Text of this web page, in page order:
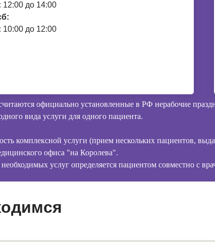
12:00 до 14:00
10:00 до 12:00
официально установленные в РФ нерабочие
вида услуги для одного пациента.
комплексной услуги (прием нескольких пациентов,
офиса "на Королева".
услуг определяется пациентом совместно с